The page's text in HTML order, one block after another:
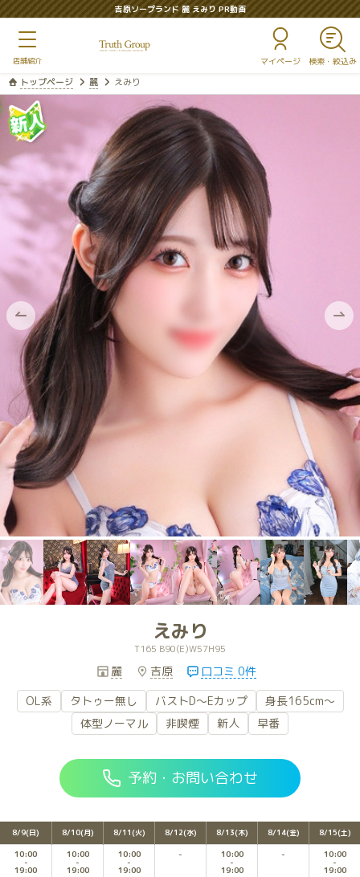
吉原ソープランド 麗 えみり PR動画
マイページ
トップページ 麗 えみり
えみり
T165 B90(E)W57H95
麗 吉原 口コミ 0件
前
OL系 タトゥー無し バストD～Eカップ
身長165cm～
体型ノーマル
非喫煙 新人 早番
予約・お問い合わせ
8/9(日) 8/10(月) 8/11(火) 8/12(水) 8/13(木) 8/14(金) 8/15(土)
10:00
19:00
10:00
19:00
10:00
19:00
10:00
19:00
10:00
19:00